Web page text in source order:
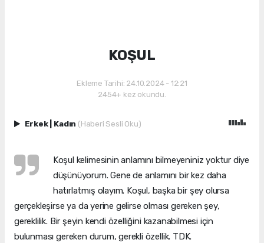
KOŞUL
Ekleme Tarihi: 24.10.2024 - 12:21
2454+ kez okundu.
Erkek Kadın (Haberi Sesli Oku)
Koşul kelimesinin anlamını bilmeyeniniz yoktur diye
düşünüyorum. Gene de anlamını bir kez daha
hatırlatmış olayım. Koşul, başka bir şey olursa
gerçekleşirse ya da yerine gelirse olması gereken şey,
gereklilik. Bir şeyin kendi özelliğini kazanabilmesi için
bulunması gereken durum, gerekli özellik. TDK.